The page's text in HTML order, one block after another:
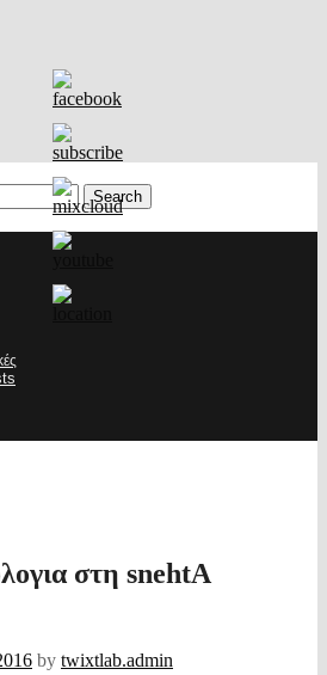
στη snehtA
by twixtlab.admin